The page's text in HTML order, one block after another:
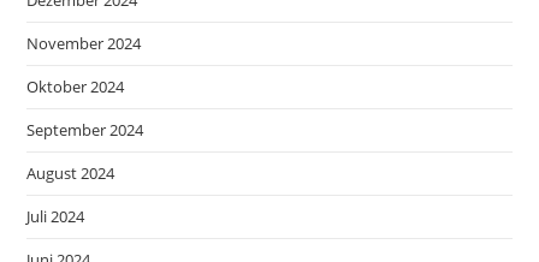
November 2024
Oktober 2024
September 2024
August 2024
Juli 2024